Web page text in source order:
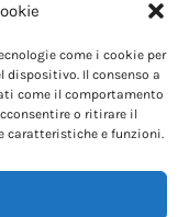
come i cookie per
dispositivo. Il consenso a
come il comportamento
o ritirare il
caratteristiche e funzioni.